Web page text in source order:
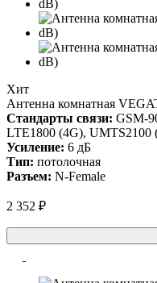
Хит
Антенна комнатная
Стандарты связи: GSM-
LTE1800 (4G), UMTS2100
Усиление: 6 дБ
Тип: потолочная
Разъем: N-Female
2 352 ₽